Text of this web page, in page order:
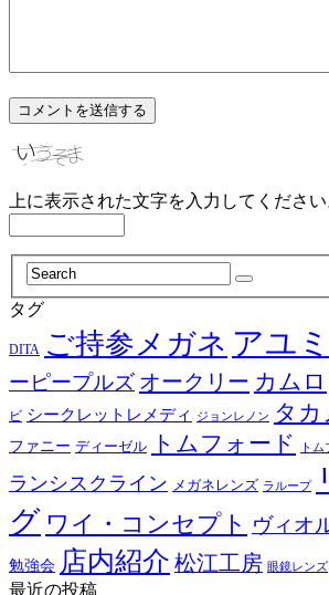
上に表示された文字を入力してください
タグ
DITA ご持参メガネ アユミ
ーピープルズ オークリー カムロ
ビ シークレットレメディ ジョンレノン タ
ファニー ディーゼル トムフォード ト
ランシスクライン メガネレンズ ラループ
グ ワイ・コンセプト ヴィオ
勉強会 店内紹介 松江工房 眼鏡レンズ
最近の投稿